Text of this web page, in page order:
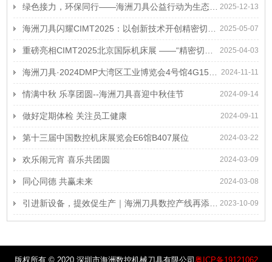
2025-12-13
绿色接力，环保同行——海洲刀具公益行动为生态赋能
2025-05-07
海洲刀具闪耀CIMT2025：以创新技术开创精密切削工具新纪元
2025-04-03
重磅亮相CIMT2025北京国际机床展 ——“精密切削、高端定制”海洲刀具智造未来
2024-11-11
海洲刀具·2024DMP大湾区工业博览会4号馆4G15诚挚邀请
2024-09-14
情满中秋 乐享团圆--海洲刀具喜迎中秋佳节
2024-09-11
做好定期体检 关注员工健康
2024-03-22
第十三届中国数控机床展览会E6馆B407展位
2024-03-09
欢乐闹元宵 喜乐共团圆
2024-03-08
同心同德 共赢未来
2023-10-09
引进新设备，提效促生产｜海洲刀具数控产线再添新装备
版权所有 © 2020 深圳市海洲数控机械刀具有限公司 粤ICP备19121062